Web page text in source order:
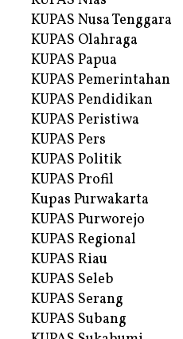
KUPAS Nusa Tenggara
KUPAS Olahraga
KUPAS Papua
KUPAS Pemerintahan
KUPAS Pendidikan
KUPAS Peristiwa
KUPAS Pers
KUPAS Politik
KUPAS Profil
Kupas Purwakarta
KUPAS Purworejo
KUPAS Regional
KUPAS Riau
KUPAS Seleb
KUPAS Serang
KUPAS Subang